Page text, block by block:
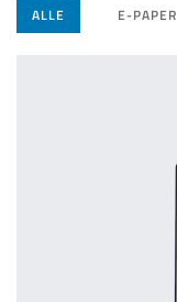
ALLE E-PAPER